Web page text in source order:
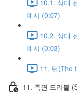
10.1. 상대
예시 (0:07)
10.2. 상대
예시 (0:03)
11. 턴(The
11. 측면 드리블